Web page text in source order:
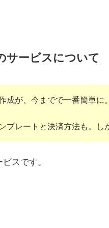
サービスについて
成が、今までで一番簡単に。
プレートと決済方法も。し
スです。